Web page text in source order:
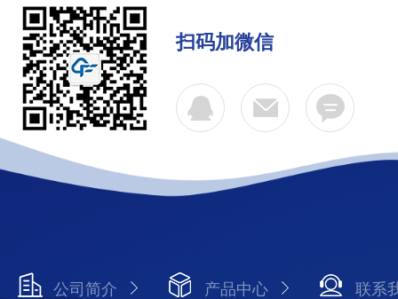
扫码加微信
公司简介 产品中心 联系